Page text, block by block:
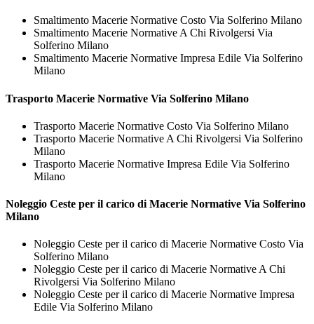
Smaltimento Macerie Normative Costo Via Solferino Milano
Smaltimento Macerie Normative A Chi Rivolgersi Via
Solferino Milano
Smaltimento Macerie Normative Impresa Edile Via Solferino
Milano
Trasporto Macerie Normative Via Solferino Milano
Trasporto Macerie Normative Costo Via Solferino Milano
Trasporto Macerie Normative A Chi Rivolgersi Via Solferino
Milano
Trasporto Macerie Normative Impresa Edile Via Solferino
Milano
Noleggio Ceste per il carico di Macerie Normative Via Solferino
Milano
Noleggio Ceste per il carico di Macerie Normative Costo Via
Solferino Milano
Noleggio Ceste per il carico di Macerie Normative A Chi
Rivolgersi Via Solferino Milano
Noleggio Ceste per il carico di Macerie Normative Impresa
Edile Via Solferino Milano